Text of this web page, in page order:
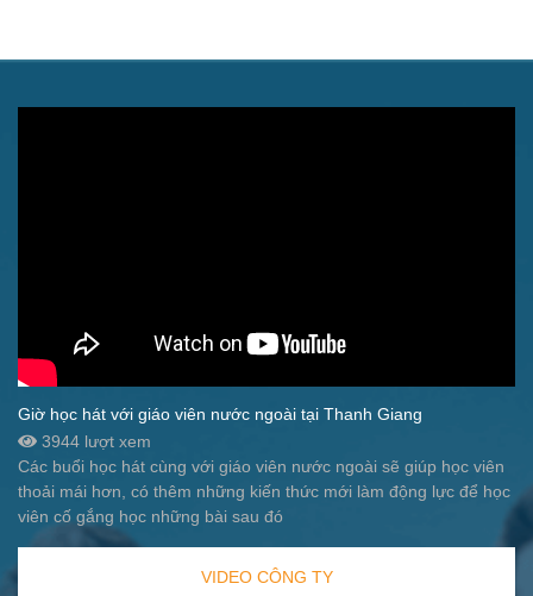
Giờ học hát với giáo viên nước ngoài tại Thanh Giang
3944 lượt xem
Các buổi học hát cùng với giáo viên nước ngoài sẽ giúp học viên
thoải mái hơn, có thêm những kiến thức mới làm động lực để học
viên cố gắng học những bài sau đó
VIDEO CÔNG TY